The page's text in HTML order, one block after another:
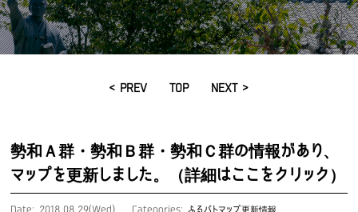
< PREV TOP NEXT >
勢和Ａ群・勢和Ｂ群・勢和Ｃ群の情報があり、
マップを更新しました。（詳細はここをクリック）
Date: 2018.08.29(Wed) Categories:ふるパトマップ更新情報